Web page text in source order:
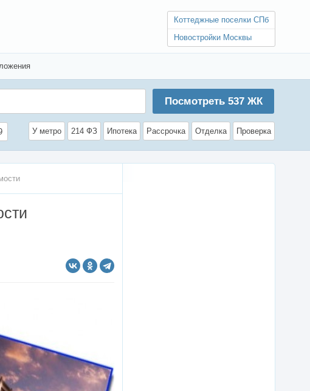
Коттеджные поселки СПб
Новостройки Москвы
Посмотреть 537ЖК
У метро 214 ФЗ Ипотека Рассрочка Отделка Проверка